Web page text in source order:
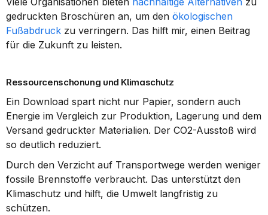
gedruckten Broschüren an, um den ökologischen
Fußabdruck zu verringern. Das hilft mir, einen Beitrag
für die Zukunft zu leisten.
Ressourcenschonung und Klimaschutz
Ein Download spart nicht nur Papier, sondern auch
Energie im Vergleich zur Produktion, Lagerung und dem
Versand gedruckter Materialien. Der CO2-Ausstoß wird
so deutlich reduziert.
Durch den Verzicht auf Transportwege werden weniger
fossile Brennstoffe verbraucht. Das unterstützt den
Klimaschutz und hilft, die Umwelt langfristig zu
schützen.